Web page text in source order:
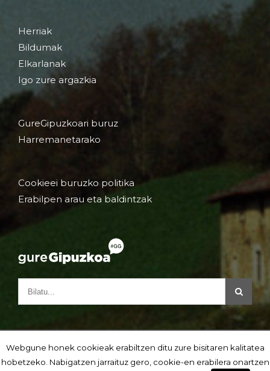
Herriak
Bildumak
Elkarlanak
Igo zure argazkia
GureGipuzkoari buruz
Harremanetarako
Cookieei buruzko politika
Erabilpen arau eta baldintzak
Webgune honek cookieak erabiltzen ditu zure bisitaren kalitatea
hobetzeko. Nabigatzen jarraituz gero, cookie-en erabilera onartzen